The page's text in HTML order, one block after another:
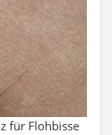
für Flohbisse